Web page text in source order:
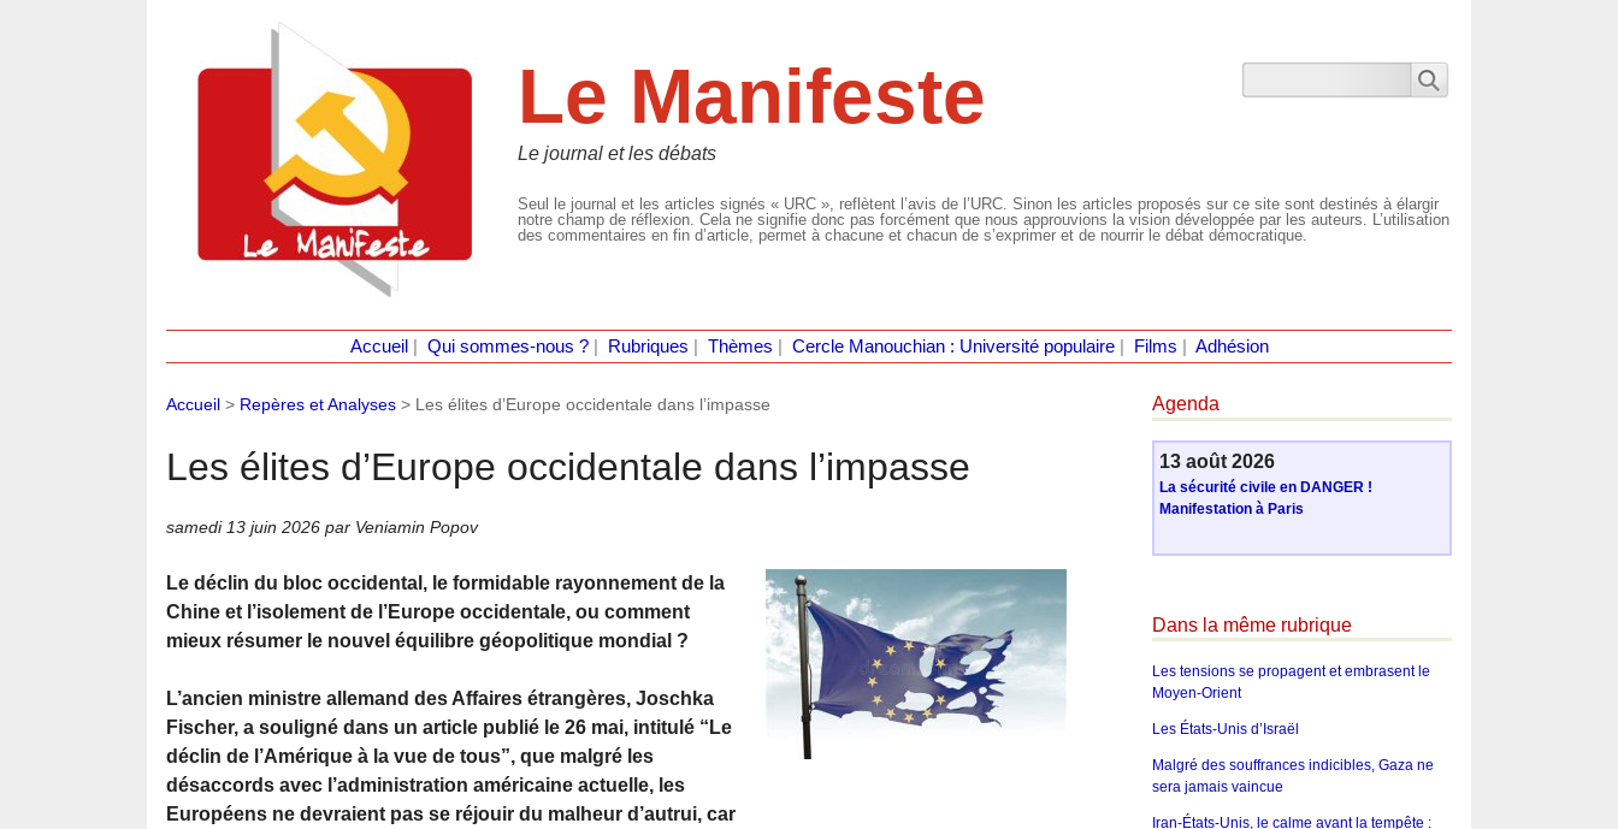
Le Manifeste
Le journal et les débats
Seul le journal et les articles signés « URC », reflètent l’avis de l’URC. Sinon les articles proposés sur ce site sont destinés à élargir
notre champ de réflexion. Cela ne signifie donc pas forcément que nous approuvions la vision développée par les auteurs. L’utilisation
des commentaires en fin d’article, permet à chacune et chacun de s’exprimer et de nourrir le débat démocratique.
Accueil Qui sommes-nous ?| Rubriques Thèmes Cercle Manouchian : Université populaire| Films Adhésion
Accueil > Repères et Analyses > Les élites d’Europe occidentale dans l’impasse
Les élites d’Europe occidentale dans l’impasse
samedi 13 juin 2026 par Veniamin Popov
Le déclin du bloc occidental, le formidable rayonnement de la
Chine et l’isolement de l’Europe occidentale, ou comment
mieux résumer le nouvel équilibre géopolitique mondial ?
L’ancien ministre allemand des Affaires étrangères, Joschka
Fischer, a souligné dans un article publié le 26 mai, intitulé “Le
déclin de l’Amérique à la vue de tous”, que malgré les
désaccords avec l’administration américaine actuelle, les
Européens ne devraient pas se réjouir du malheur d’autrui, car
Agenda
13 août 2026
La sécurité civile en DANGER !
Manifestation à Paris
Dans la même rubrique
Les tensions se propagent et embrasent le
Moyen-Orient
Les États-Unis d’Israël
Malgré des souffrances indicibles, Gaza ne
sera jamais vaincue
Iran-États-Unis, le calme avant la tempête :